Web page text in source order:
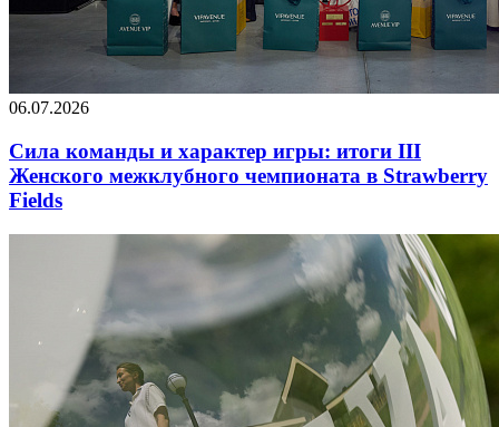
06.07.2026
Сила команды и характер игры: итоги III
Женского межклубного чемпионата в Strawberry
Fields